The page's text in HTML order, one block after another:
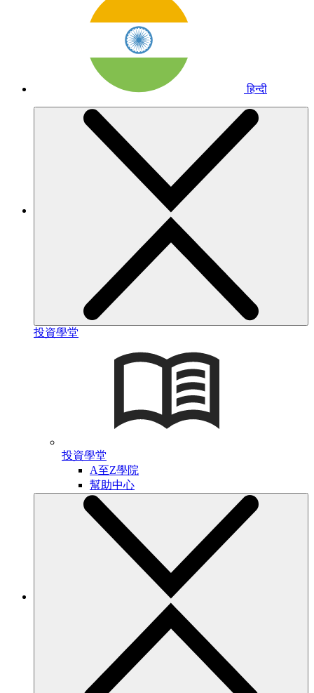
हिन्दी
投資學堂
投資學堂
A至Z學院
幫助中心